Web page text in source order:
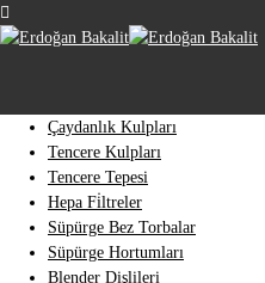
Çaydanlık Kulpları
Tencere Kulpları
Tencere Tepesi
Hepa Fi̇ltreler
Süpürge Bez Torbalar
Süpürge Hortumları
Blender Dişlileri